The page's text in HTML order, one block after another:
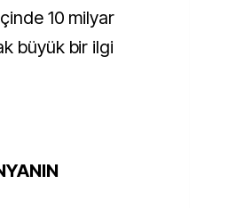
10 milyar
büyük bir ilgi